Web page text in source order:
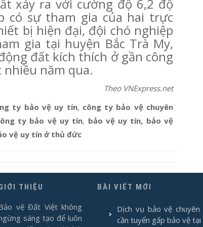
xảy ra với cường độ 6,2 độ
có sự tham gia của hai trực
bị hiện đại, đội chó nghiệp
gia tại huyện Bắc Trà My,
đất kích thích ở gần công
năm qua.
Theo VNExpress.net
ty bảo vệ uy tín, công ty bảo vệ chuyên
ty bảo vệ uy tín, bảo vệ uy tín, bảo vệ
vệ uy tín ở thủ đức
THIỆU
vệ Đất Việt không
sáng tạo để luôn
BÀI VIẾT MỚI
Dịch vụ bảo vệ chuyên
cần tuyển gấp bảo vệ tại